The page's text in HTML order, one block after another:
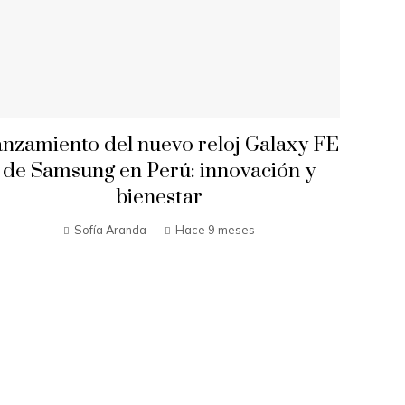
del nuevo reloj Galaxy FE
de Samsung en Perú: innovación y
bienestar
Sofía Aranda Hace 9 meses